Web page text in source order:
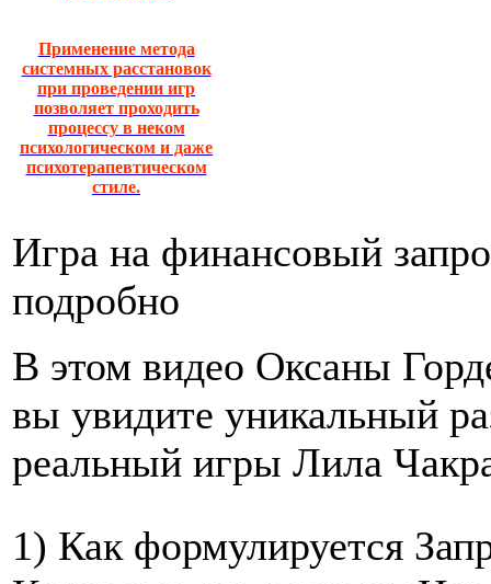
Применение метода
системных расстановок
при проведении игр
позволяет проходить
процессу в неком
психологическом и даже
психотерапевтическом
стиле.
Игра на финансовый
подробно
В этом видео Оксаны
вы увидите уникальный
реальный игры Лила
1) Как формулируется